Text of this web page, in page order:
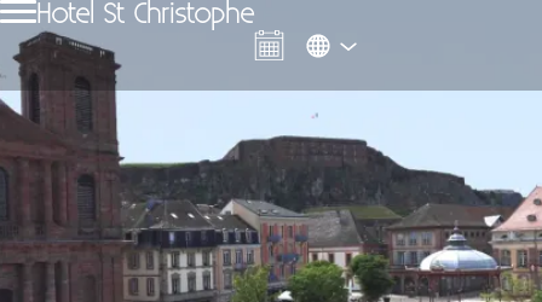
Hotel St Christophe